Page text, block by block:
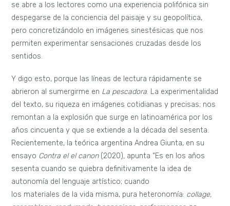
se abre a los lectores como una experiencia polifónica sin
despegarse de la conciencia del paisaje y su geopolítica,
pero concretizándolo en imágenes sinestésicas que nos
permiten experimentar sensaciones cruzadas desde los
sentidos.
Y digo esto, porque las líneas de lectura rápidamente se
abrieron al sumergirme en La pescadora. La experimentalidad
del texto, su riqueza en imágenes cotidianas y precisas; nos
remontan a la explosión que surge en latinoamérica por los
años cincuenta y que se extiende a la década del sesenta.
Recientemente, la teórica argentina Andrea Giunta, en su
ensayo Contra el el canon (2020), apunta “Es en los años
sesenta cuando se quiebra definitivamente la idea de
autonomía del lenguaje artístico; cuando
los materiales de la vida misma, pura heteronomía: collage,